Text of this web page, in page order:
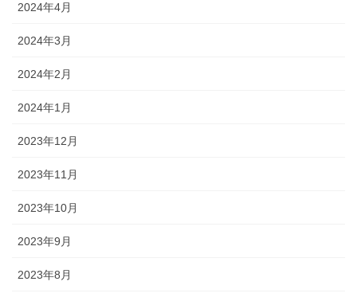
2024年4月
2024年3月
2024年2月
2024年1月
2023年12月
2023年11月
2023年10月
2023年9月
2023年8月